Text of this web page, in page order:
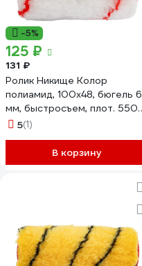
-5%
125 ₽
131 ₽
Ролик Никище Колор
полиамид, 100x48, бюгель 6
мм, быстросъем, плот. 550
гр/м2, ворс 10 мм 06.13.01
5(1)
В корзину